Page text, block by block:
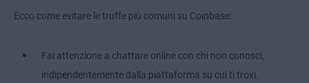
Ecco come evitare le truffe più comuni su Coinbase:
Fai attenzione a chattare online con chi non conosci,
indipendentemente dalla piattaforma su cui ti trovi.